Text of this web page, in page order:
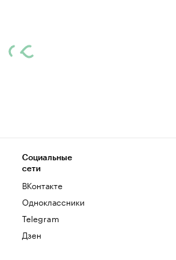
Социальные
сети
ВКонтакте
Одноклассники
Telegram
Дзен